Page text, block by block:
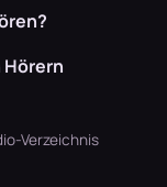
Hörern
Verzeichnis